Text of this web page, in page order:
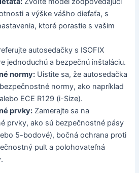
a výške vášho dieťaťa, s
ktoré porastie s vašim
autosedačky s ISOFIX
jednoduchú a bezpečnú inštaláciu.
normy: Uistite sa, že autosedačka
normy, ako napríklad
ECE R129 (i-Size).
prvky: Zamerajte sa na
prvky, ako sú bezpečnostné pásy
5-bodové), bočná ochrana proti
pult a polohovateľná